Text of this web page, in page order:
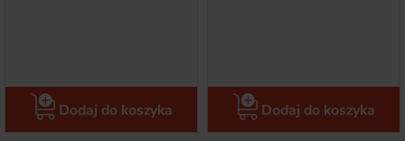
Dodaj do koszyka Dodaj do koszyka